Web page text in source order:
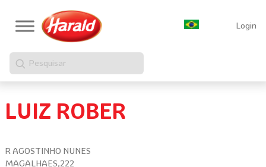
Login
Pesquisar
LUIZ ROBER
R AGOSTINHO NUNES
MAGALHAES,222